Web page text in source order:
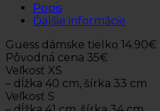
Popis
Ďalšie informácie
Guess dámske tielko 14.90€
Pôvodná cena 35€
Veľkosť XS
– dĺžka 40 cm, šírka 33 cm
Veľkosť S